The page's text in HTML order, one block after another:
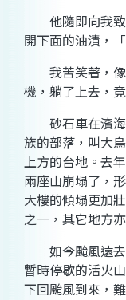
他隨即向我致
開下面的油漬，
我苦笑著，像
機，躺了上去，
砂石車在濱海
族的部落，叫大
上方的台地。去
兩座山崩塌了，
大樓的傾塌更加
之一，其它地方
如今颱風遠去
暫時停歇的活火
下回颱風到來，